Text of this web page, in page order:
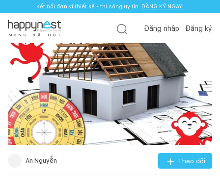
Kết nối đơn vị thiết kế - thi công uy tín. ĐĂNG KÝ NGAY!
M Ạ N G X Ã H Ộ I
Đăng nhập Đăng ký
An Nguyễn Theo dõi